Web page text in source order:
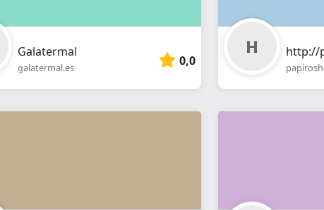
Galatermal
galatermal.es 0,0
http://